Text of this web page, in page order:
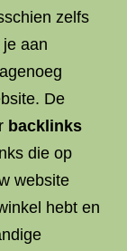
zelfs
aan
De
backlinks
die op
website
hebt en